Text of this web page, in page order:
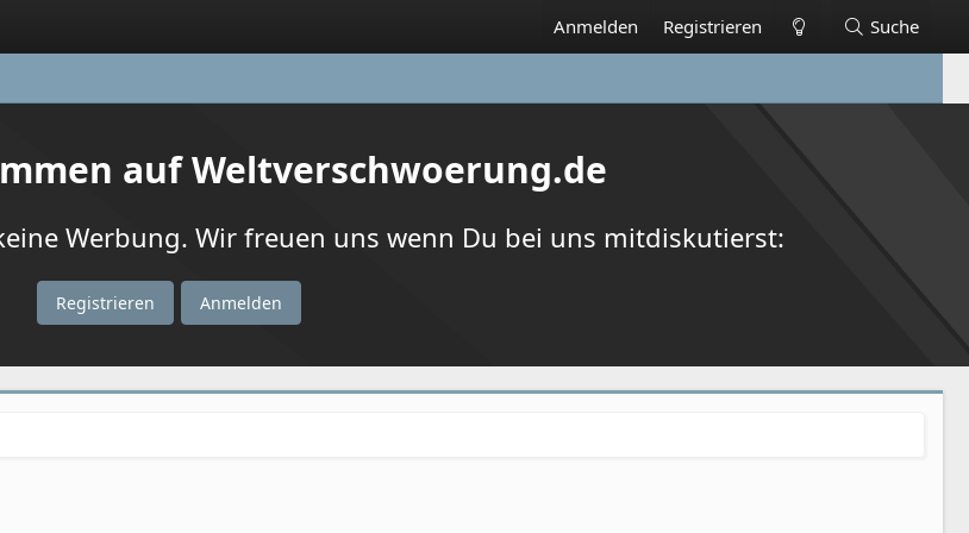
Anmelden Registrieren Suche
auf Weltverschwoerung.de
Werbung. Wir freuen uns wenn Du bei uns mitdiskutierst:
Registrieren Anmelden